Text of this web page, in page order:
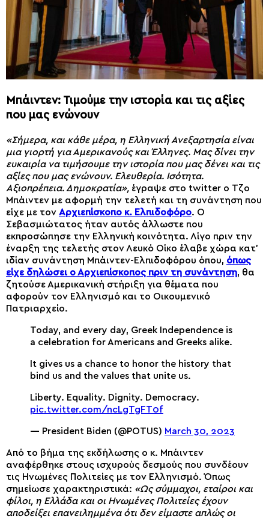
Μπάιντεν: Τιμούμε την ιστορία και τις αξίες
που μας ενώνουν
«Σήμερα, και κάθε μέρα, η Ελληνική Ανεξαρτησία είναι
μια γιορτή για Αμερικανούς και Έλληνες. Μας δίνει την
ευκαιρία να τιμήσουμε την ιστορία που μας δένει και τις
αξίες που μας ενώνουν. Ελευθερία. Ισότητα.
Αξιοπρέπεια. Δημοκρατία», έγραψε στο twitter o Τζο
Μπάιντεν με αφορμή την τελετή και τη συνάντηση που
είχε με τον Αρχιεπίσκοπο κ. Ελπιδοφόρο. Ο
Σεβασμιώτατος ήταν αυτός άλλωστε που
εκπροσώπησε την Ελληνική κοινότητα. Λίγο πριν την
έναρξη της τελετής στον Λευκό Οίκο έλαβε χώρα κατ’
ιδίαν συνάντηση Μπάιντεν-Ελπιδοφόρου όπου, όπως
είχε δηλώσει ο Αρχιεπίσκοπος πριν τη συνάντηση, θα
ζητούσε Αμερικανική στήριξη για θέματα που
αφορούν τον Ελληνισμό και το Οικουμενικό
Πατριαρχείο.
Today, and every day, Greek Independence is
a celebration for Americans and Greeks alike.
It gives us a chance to honor the history that
bind us and the values that unite us.
Liberty. Equality. Dignity. Democracy.
pic.twitter.com/ncLgTgFT0f
— President Biden (@POTUS) March 30, 2023
Από το βήμα της εκδήλωσης ο κ. Μπάιντεν
αναφέρθηκε στους ισχυρούς δεσμούς που συνδέουν
τις Ηνωμένες Πολιτείες με τον Ελληνισμό. Όπως
σημείωσε χαρακτηριστικά: «Ως σύμμαχοι, εταίροι και
φίλοι, η Ελλάδα και οι Ηνωμένες Πολιτείες έχουν
αποδείξει επανειλημμένα ότι δεν είμαστε απλώς οι